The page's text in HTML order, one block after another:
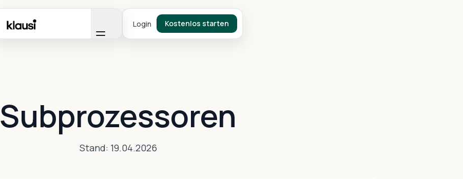
Login Kostenlos starten
Subprozessoren
Stand: 19.04.2026